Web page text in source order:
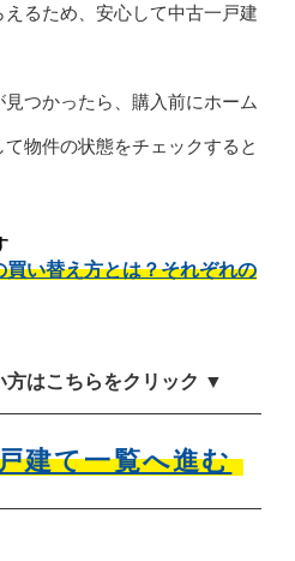
るため、安心して中古一戸建
つかったら、購入前にホーム
物件の状態をチェックすると
い替え方とは？それぞれの
はこちらをクリック ▼
建て一覧へ進む